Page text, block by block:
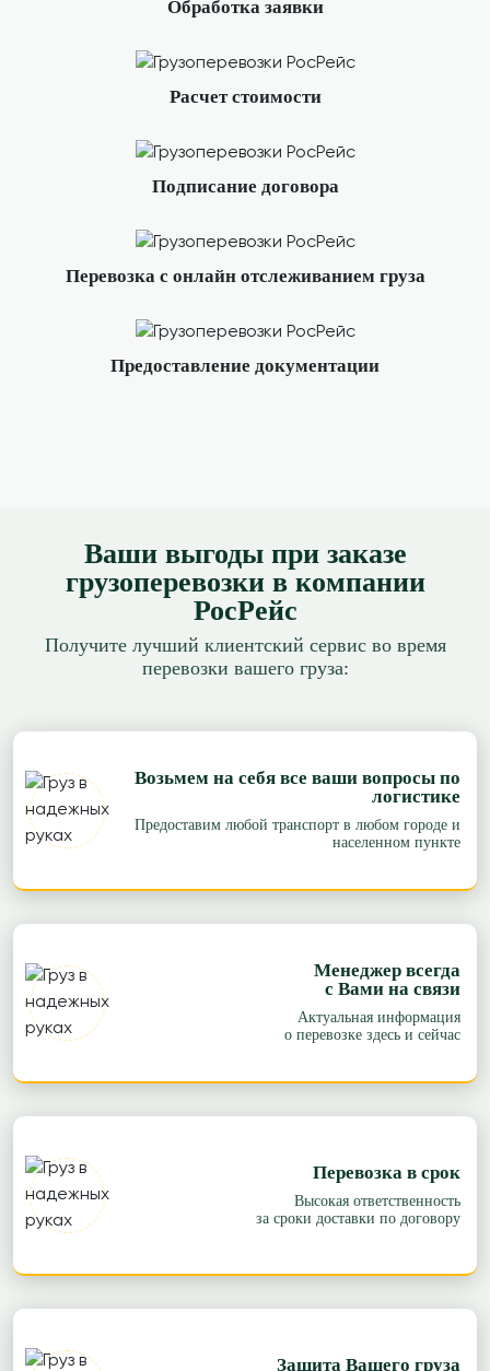
Обработка заявки
Расчет стоимости
Подписание договора
Перевозка с онлайн отслеживанием груза
Предоставление документации
Ваши выгоды при заказе
грузоперевозки в компании
РосРейс
Получите лучший клиентский сервис во время
перевозки вашего груза:
Возьмем на себя все ваши вопросы по
логистике
Предоставим любой транспорт в любом городе и
населенном пункте
Менеджер всегда
с Вами на связи
Актуальная информация
о перевозке здесь и сейчас
Перевозка в срок
Высокая ответственность
за сроки доставки по договору
Защита Вашего груза